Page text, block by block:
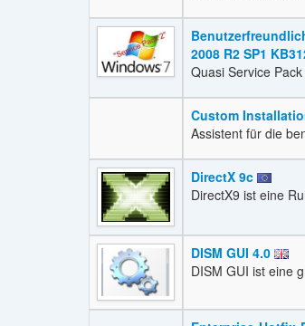
2008 R2 SP1
Quasi Service
Custom
Assistent für die
DirectX 9c
DirectX9 ist eine
DISM GUI 4.0
DISM GUI ist eine